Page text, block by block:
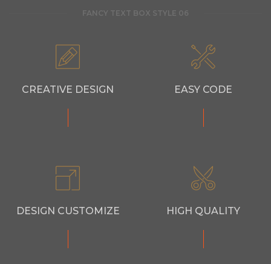
FANCY TEXT BOX STYLE 06
CREATIVE DESIGN EASY CODE
DESIGN CUSTOMIZE HIGH QUALITY